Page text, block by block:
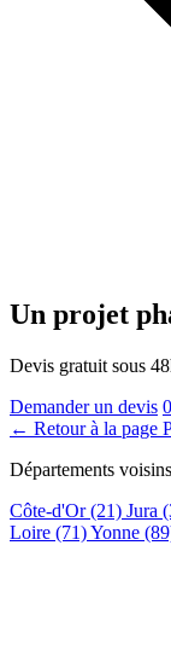
Un projet
Devis gratuit sous
Demander un devis
← Retour à la page
Départements
Côte-d'Or (21) Jura
Loire (71)Yonne